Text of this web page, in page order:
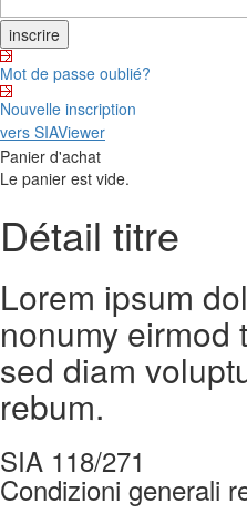
Mot de passe oublié?
Nouvelle inscription
vers SIAViewer
Panier d'achat
Le panier est vide.
Détail titre
Lorem ipsum
nonumy eirmod
sed diam
rebum.
SIA 118/271
Condizioni generali